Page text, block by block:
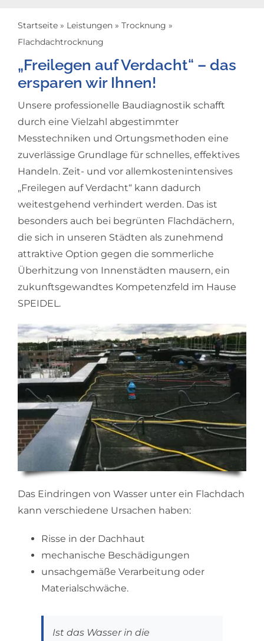
Holzschutz
Startseite» Leistungen» Trocknung »
Flachdachtrocknung
„Freilegen auf Verdacht“ – das
ersparen wir Ihnen!
Unsere professionelle Baudiagnostik schafft
durch eine Vielzahl abgestimmter
Messtechniken und Ortungsmethoden eine
zuverlässige Grundlage für schnelles, effektives
Handeln. Zeit- und vor allemkostenintensives
„Freilegen auf Verdacht“ kann dadurch
weitestgehend verhindert werden. Das ist
besonders auch bei begrünten Flachdächern,
die sich in unseren Städten als zunehmend
attraktive Option gegen die sommerliche
Überhitzung von Innenstädten mausern, ein
zukunftsgewandtes Kompetenzfeld im Hause
SPEIDEL.
Das Eindringen von Wasser unter ein Flachdach
kann verschiedene Ursachen haben:
Risse in der Dachhaut
mechanische Beschädigungen
unsachgemäße Verarbeitung oder
Materialschwäche.
Ist das Wasser in die